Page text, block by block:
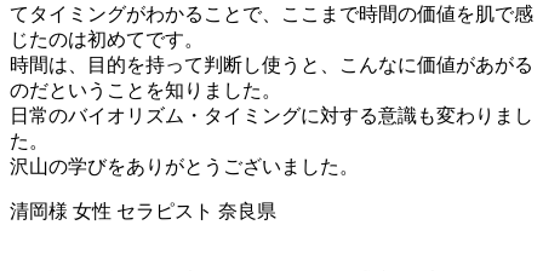
てタイミングがわかることで、ここまで時間の価値を肌で感
じたのは初めてです。
時間は、目的を持って判断し使うと、こんなに価値があがる
のだということを知りました。
日常のバイオリズム・タイミングに対する意識も変わりまし
た。
沢山の学びをありがとうございました。
清岡様 女性 セラピスト 奈良県